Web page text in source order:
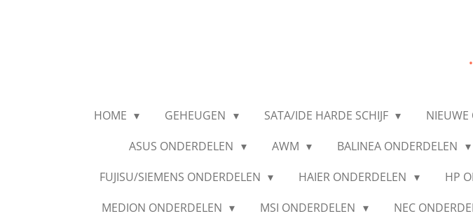
.
HOME GEHEUGEN SATA/IDE HARDE SCHIJF NIEUWE
ASUS ONDERDELEN
AWM BALINEA ONDERDELEN
FUJISU/SIEMENS ONDERDELEN
HAIER ONDERDELEN HP
MEDION ONDERDELEN
MSI ONDERDELEN NEC